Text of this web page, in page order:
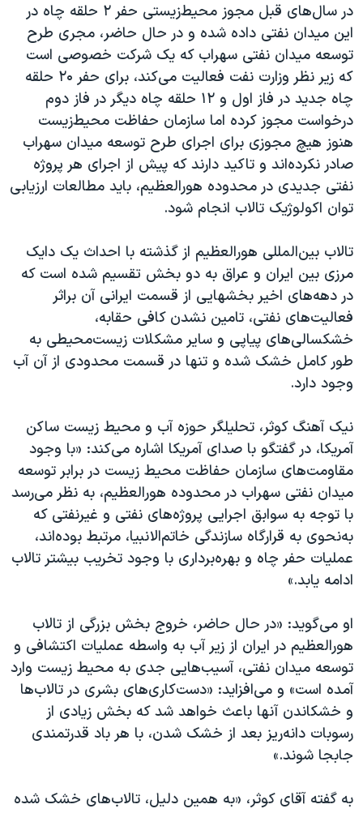
در سال‌های قبل مجوز محیط‌زیستی حفر ۲ حلقه چاه در
این میدان نفتی داده شده و در حال حاضر، مجری طرح
توسعه میدان نفتی سهراب که یک شرکت خصوصی است
که زیر نظر وزارت نفت فعالیت می‌کند، برای حفر ۲۰ حلقه
چاه جدید در فاز اول و ۱۲ حلقه چاه دیگر در فاز دوم
درخواست مجوز کرده اما سازمان حفاظت محیط‌زیست
هنوز هیچ مجوزی برای اجرای طرح توسعه میدان سهراب
صادر نکرده‌اند و تاکید دارند که پیش از اجرای هر پروژه
نفتی جدیدی در محدوده هورالعظیم، باید مطالعات ارزیابی
توان اکولوژیک تالاب انجام شود.
تالاب بین‌المللی هورالعظیم از گذشته با احداث یک دایک
مرزی بین ایران و عراق به دو بخش تقسیم شده است که
در دهه‌های اخیر بخشهایی از قسمت ایرانی آن براثر
فعالیت‌های نفتی، تامین نشدن کافی حقابه،
خشکسالی‌های پیاپی و سایر مشکلات زیست‌محیطی به
طور کامل خشک شده و تنها در قسمت محدودی از آن آب
وجود دارد.
نیک آهنگ کوثر، تحلیلگر حوزه آب و محیط زیست ساکن
آمریکا، در گفتگو با صدای آمریکا اشاره می‌کند: «با وجود
مقاومت‌های سازمان حفاظت محیط زیست در برابر توسعه
میدان نفتی سهراب در محدوده هورالعظیم، به نظر می‌رسد
با توجه به سوابق اجرایی پروژه‌های نفتی و غیرنفتی که
به‌نحوی به قرارگاه سازندگی خاتم‌الانبیا، مرتبط بوده‌اند،
عملیات حفر چاه و بهره‌برداری با وجود تخریب بیشتر تالاب
ادامه یابد.»
او می‌گوید: «در حال حاضر، خروج بخش بزرگی از تالاب
هورالعظیم در ایران از زیر آب به واسطه عملیات اکتشافی و
توسعه میدان نفتی، آسیب‌هایی جدی به محیط زیست وارد
آمده است» و می‌افزاید: «دست‌کاری‌های بشری در تالاب‌ها
و خشکاندن آنها باعث خواهد شد که بخش زیادی از
رسوبات دانه‌ریز بعد از خشک شدن، با هر باد قدرتمندی
جابجا شوند.»
به گفته آقای کوثر، «به همین دلیل، تالاب‌های خشک شده